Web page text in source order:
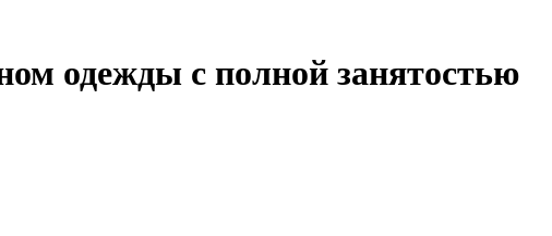
одежды с полной занятостью